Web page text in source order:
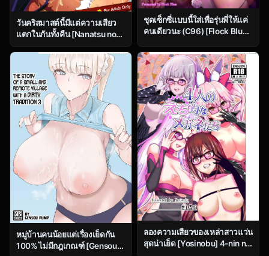
วันคริสมาสต์นี้มีแต่ความเสียว
แตกในกันทั้งคืน [Nanatsu no
Kagiana (Nanakagi Satoshi)]
Merry NitocrisMash (Fate
Grand Order)
ชุดเซ็กซี่แบบนี้ใส่เพื่อรุ่นพี่ให้แค่
คนเดียวนะ (C96) [Flock Blue
o Misete Kureru Kawaii
Kouhai The Naughty Side
That My Adorable Kouhai
Only Shows To Me (Fate
Grand Order)
หมู่บ้านคนน้อยแต่เรื่องเย็ดกัน
100% ไม่มีกฎเกณฑ์ [Gensou
ลองความเสียวของเหล่าสาวแว่น
สุดน่าเย็ด [Yosinobu] 4-nin no